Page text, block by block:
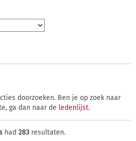
doorzoeken. Ben je op zoek naar
ga dan naar de ledenlijst.
had 283 resultaten.